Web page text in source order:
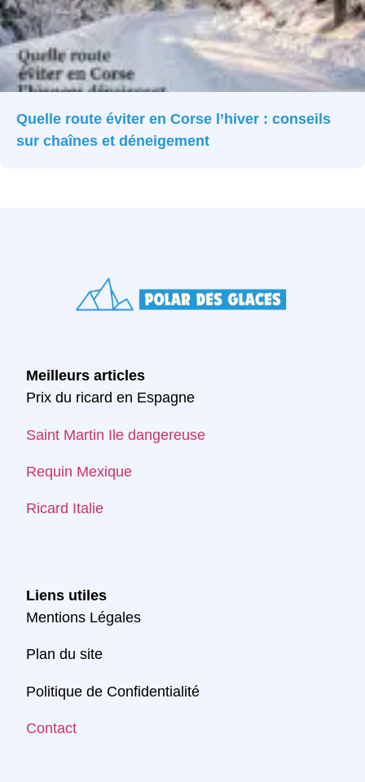
Quelle route éviter en Corse l’hiver : conseils
sur chaînes et déneigement
Meilleurs articles
Prix du ricard en Espagne
Saint Martin Ile dangereuse
Requin Mexique
Ricard Italie
Liens utiles
Mentions Légales
Plan du site
Politique de Confidentialité
Contact